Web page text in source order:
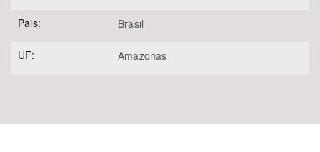
Pais: Brasil
UF: Amazonas